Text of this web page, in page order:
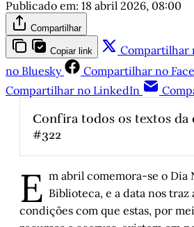
Publicado em: 18 abril 2026, 08:00
Compartilhar
Copiar link Compartilhar
no Bluesky
Compartilhar no
Compartilhar no LinkedIn
Confira todos os textos da
#322
19 de abril: Presença,
extermínio dos Povos
Cristiano Goldschmidt
Bibliotecas abertas
, por
E m abril comemora-se o Dia
Biblioteca, e a data nos traz
condições com que estas, por